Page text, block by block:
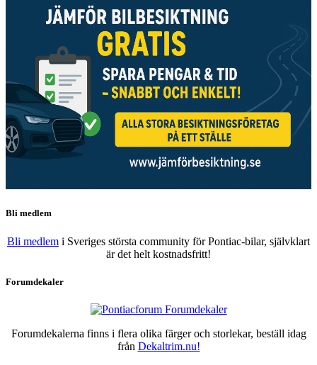
Bli medlem
Bli medlem i Sveriges största community för Pontiac-bilar, självklart
är det helt kostnadsfritt!
Forumdekaler
Forumdekalerna finns i flera olika färger och storlekar, beställ idag
från Dekaltrim.nu!